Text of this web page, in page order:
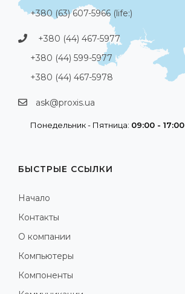
+380 (63) 607-5966 (life:)
+380 (44) 467-5977
+380 (44) 599-5977
+380 (44) 467-5978
ask@proxis.ua
Понедельник - Пятница: 09:00 - 17:00
БЫСТРЫЕ ССЫЛКИ
Начало
Контакты
О компании
Компьютеры
Компоненты